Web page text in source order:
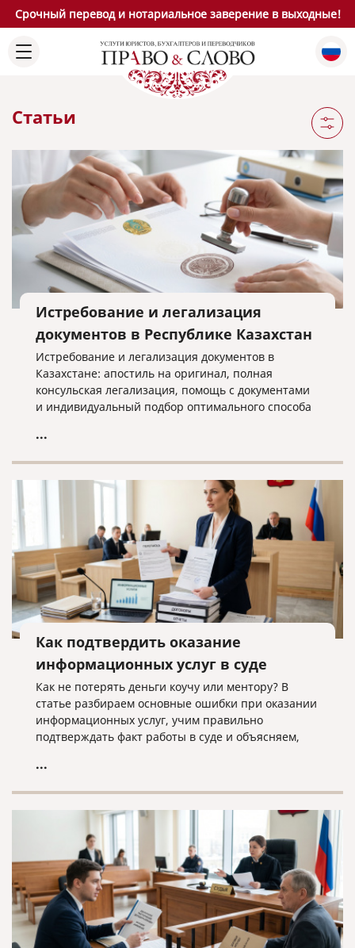
Срочный перевод и нотариальное заверение в выходные!
Статьи
Истребование и легализация
документов в Республике Казахстан
Истребование и легализация документов в
Казахстане: апостиль на оригинал, полная
консульская легализация, помощь с документами
и индивидуальный подбор оптимального способа
...
Как подтвердить оказание
информационных услуг в суде
Как не потерять деньги коучу или ментору? В
статье разбираем основные ошибки при оказании
информационных услуг, учим правильно
подтверждать факт работы в суде и объясняем,
прямой путь к взысканию неосновательного
...